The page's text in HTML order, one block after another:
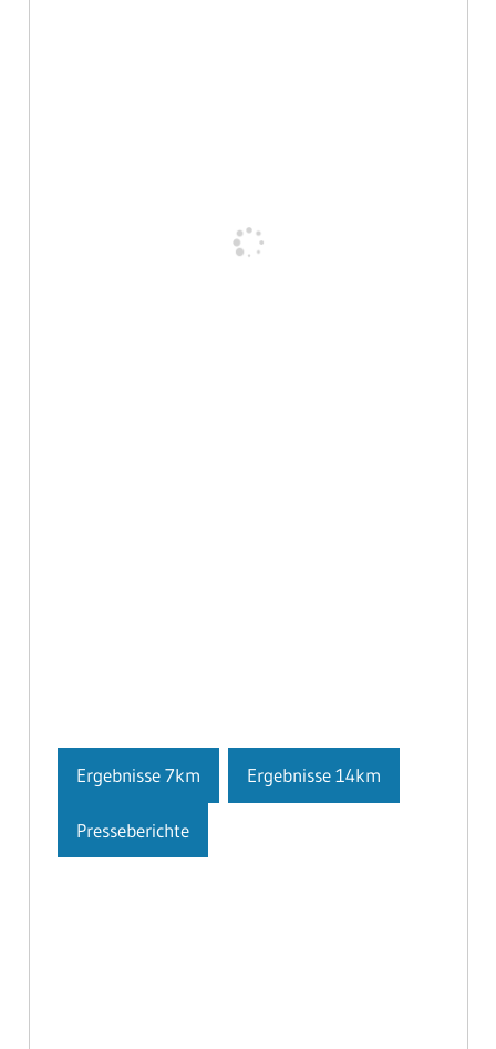
Ergebnisse 7km Ergebnisse 14km
Presseberichte